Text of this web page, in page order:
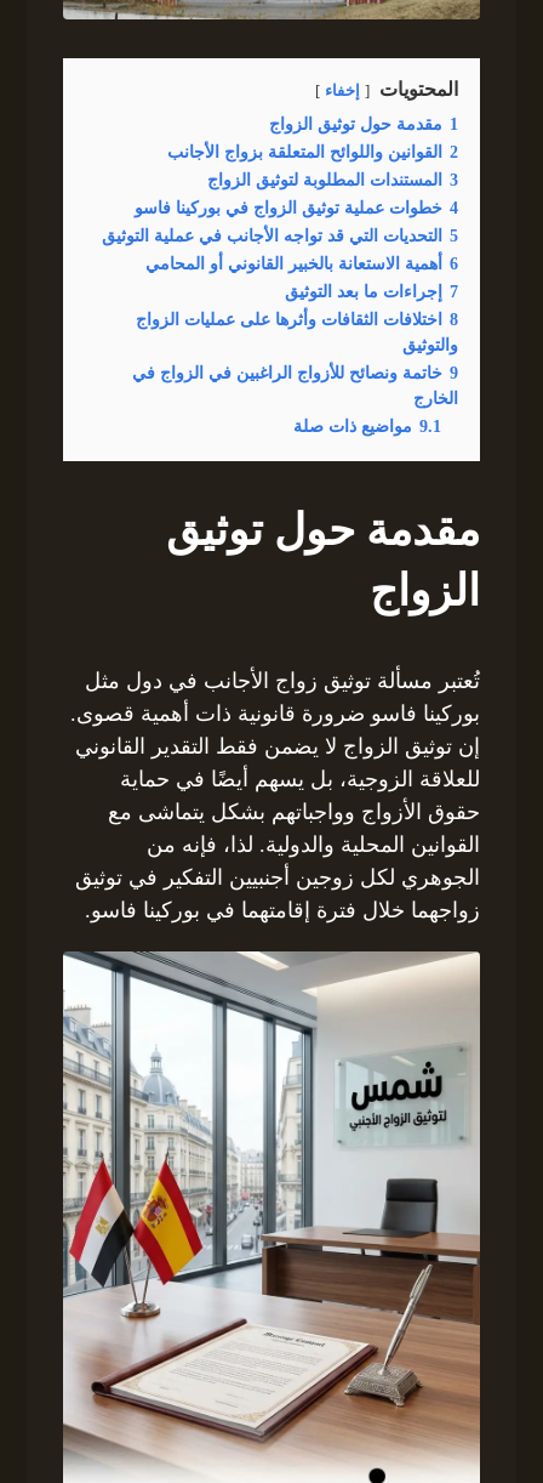
المحتويات إخفاء
1 مقدمة حول توثيق الزواج
2 القوانين واللوائح المتعلقة بزواج الأجانب
3 المستندات المطلوبة لتوثيق الزواج
4 خطوات عملية توثيق الزواج في بوركينا فاسو
5 التحديات التي قد تواجه الأجانب في عملية التوثيق
6 أهمية الاستعانة بالخبير القانوني أو المحامي
7 إجراءات ما بعد التوثيق
8 اختلافات الثقافات وأثرها على عمليات الزواج
والتوثيق
9 خاتمة ونصائح للأزواج الراغبين في الزواج في
الخارج
9.1 مواضيع ذات صلة
مقدمة حول توثيق
الزواج
تُعتبر مسألة توثيق زواج الأجانب في دول مثل
بوركينا فاسو ضرورة قانونية ذات أهمية قصوى.
إن توثيق الزواج لا يضمن فقط التقدير القانوني
للعلاقة الزوجية، بل يسهم أيضًا في حماية
حقوق الأزواج وواجباتهم بشكل يتماشى مع
القوانين المحلية والدولية. لذا، فإنه من
الجوهري لكل زوجين أجنبيين التفكير في توثيق
زواجهما خلال فترة إقامتهما في بوركينا فاسو.